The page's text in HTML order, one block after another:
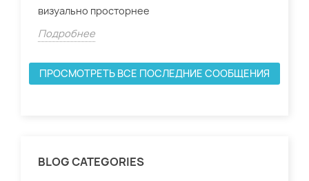
визуально просторнее
Подробнее
ПРОСМОТРЕТЬ ВСЕ ПОСЛЕДНИЕ СООБЩЕНИЯ
BLOG CATEGORIES